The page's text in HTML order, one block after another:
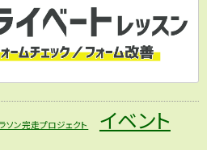
ソン完走プロジェクト
イベント